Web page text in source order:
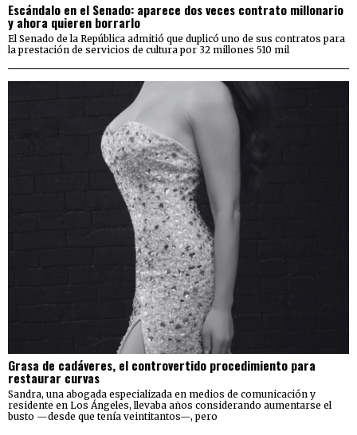
Escándalo en el Senado: aparece dos veces contrato millonario
y ahora quieren borrarlo
El Senado de la República admitió que duplicó uno de sus contratos para
la prestación de servicios de cultura por 32 millones 510 mil
Grasa de cadáveres, el controvertido procedimiento para
restaurar curvas
Sandra, una abogada especializada en medios de comunicación y
residente en Los Ángeles, llevaba años considerando aumentarse el
busto —desde que tenía veintitantos—, pero